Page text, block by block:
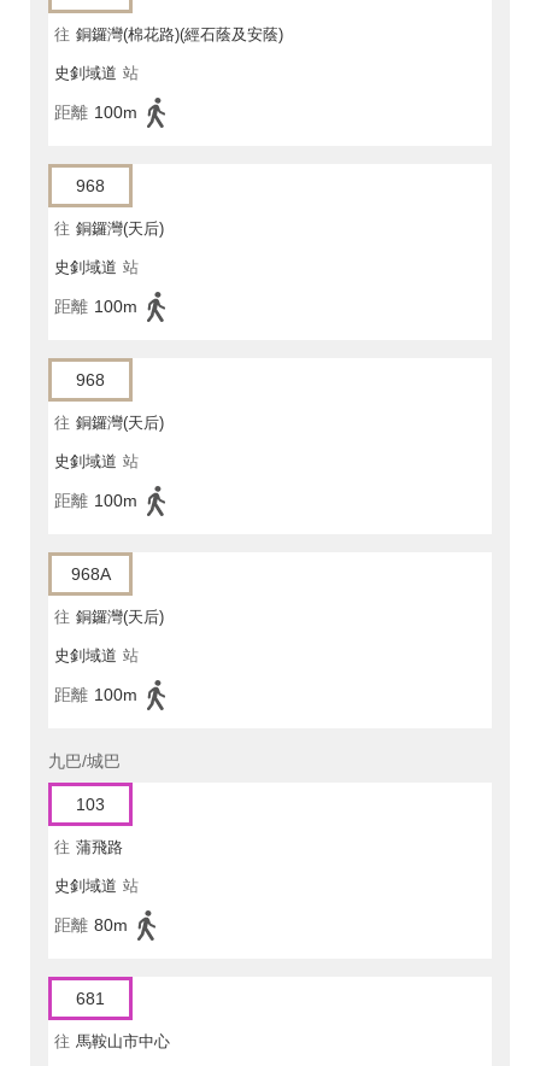
往 銅鑼灣(棉花路)(經石蔭及安蔭)
史釗域道 站
距離 100m
968
往 銅鑼灣(天后)
史釗域道 站
距離 100m
968
往 銅鑼灣(天后)
史釗域道 站
距離 100m
968A
往 銅鑼灣(天后)
史釗域道 站
距離 100m
九巴/城巴
103
往 蒲飛路
史釗域道 站
距離 80m
681
往 馬鞍山市中心